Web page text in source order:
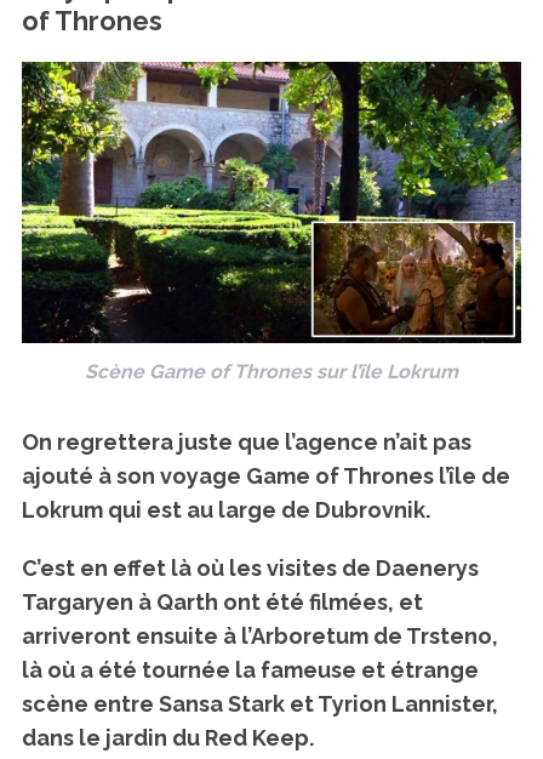
of Thrones
Scène Game of Thrones sur l’île Lokrum
On regrettera juste que l’agence n’ait pas
ajouté à son voyage Game of Thrones l’île de
Lokrum qui est au large de Dubrovnik.
C’est en effet là où les visites de Daenerys
Targaryen à Qarth ont été filmées, et
arriveront ensuite à l’Arboretum de Trsteno,
là où a été tournée la fameuse et étrange
scène entre Sansa Stark et Tyrion Lannister,
dans le jardin du Red Keep.